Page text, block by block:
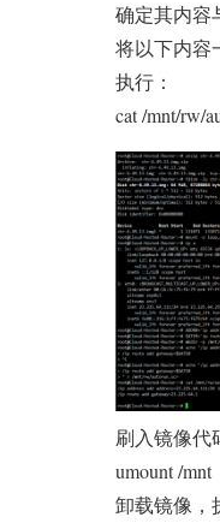
确定其内容
将以下内容
执行：
cat /mnt/rw/
刷入镜像代
umount /mnt
卸载镜像，